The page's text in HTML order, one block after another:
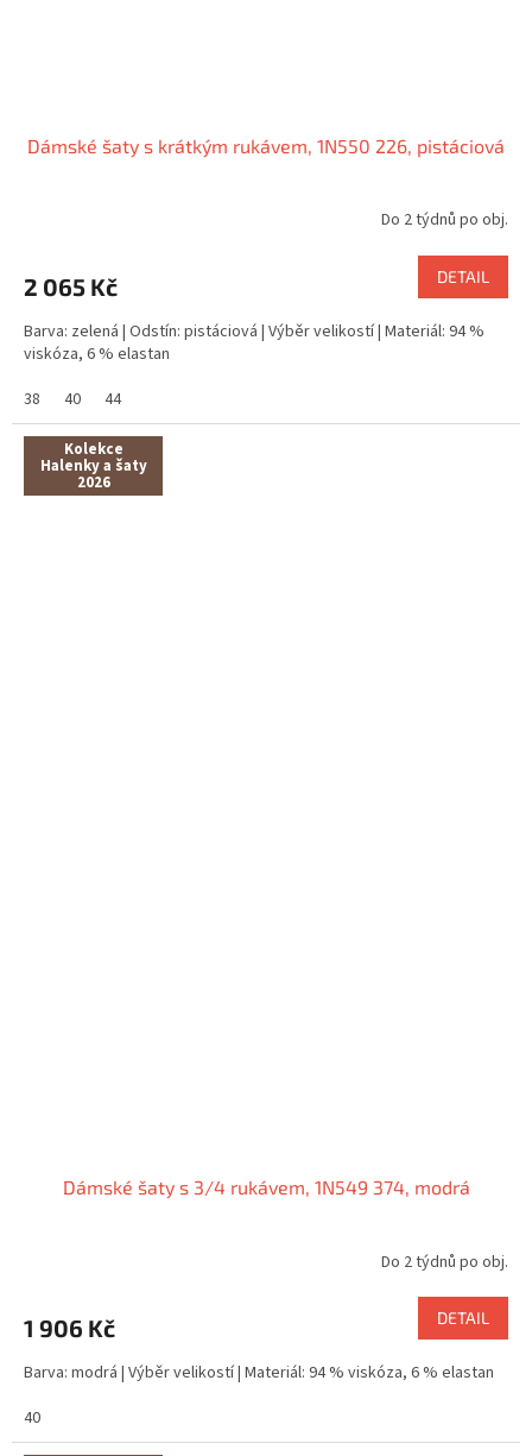
Dámské šaty s krátkým rukávem, 1N550 226, pistáciová
Do 2 týdnů po obj.
2 065 Kč DETAIL
Barva: zelená | Odstín: pistáciová | Výběr velikostí | Materiál: 94 %
viskóza, 6 % elastan
38
40 44
Kolekce
Halenky a šaty
2026
Dámské šaty s 3/4 rukávem, 1N549 374, modrá
Do 2 týdnů po obj.
1 906 Kč DETAIL
Barva: modrá | Výběr velikostí | Materiál: 94 % viskóza, 6 % elastan
40